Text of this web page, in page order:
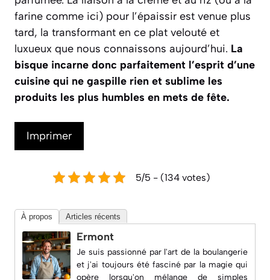
farine comme ici) pour l’épaissir est venue plus
tard, la transformant en ce plat velouté et
luxueux que nous connaissons aujourd’hui. La
bisque incarne donc parfaitement l’esprit d’une
cuisine qui ne gaspille rien et sublime les
produits les plus humbles en mets de fête.
Imprimer
5/5 - (134 votes)
À propos Articles récents
Ermont
Je suis passionné par l'art de la boulangerie
et j'ai toujours été fasciné par la magie qui
opère lorsqu'on mélange de simples